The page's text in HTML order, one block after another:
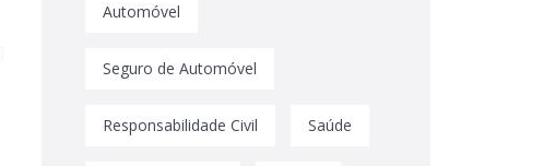
Automóvel
Seguro de Automóvel
Responsabilidade Civil Saúde